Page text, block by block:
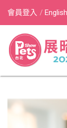
會員登入 English